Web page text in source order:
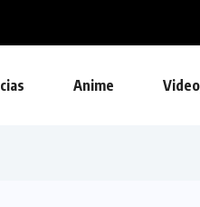
Anime